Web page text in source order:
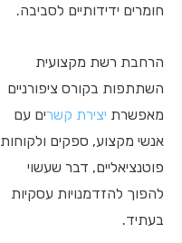
חומרים ידידותיים לסביבה.
הרחבת רשת מקצועית
השתתפות בקורס ציפורניים
מאפשרת יצירת קשרים עם
אנשי מקצוע, ספקים ולקוחות
פוטנציאליים, דבר שעשוי
להפוך להזדמנויות עסקיות
בעתיד.